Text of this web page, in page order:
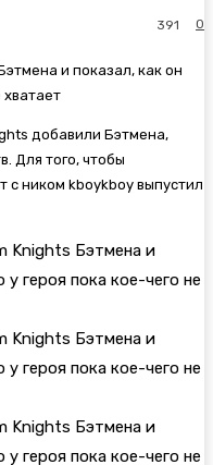
0
391
добавили Бэтмена,
Для того, чтобы
с ником kboykboy выпустил